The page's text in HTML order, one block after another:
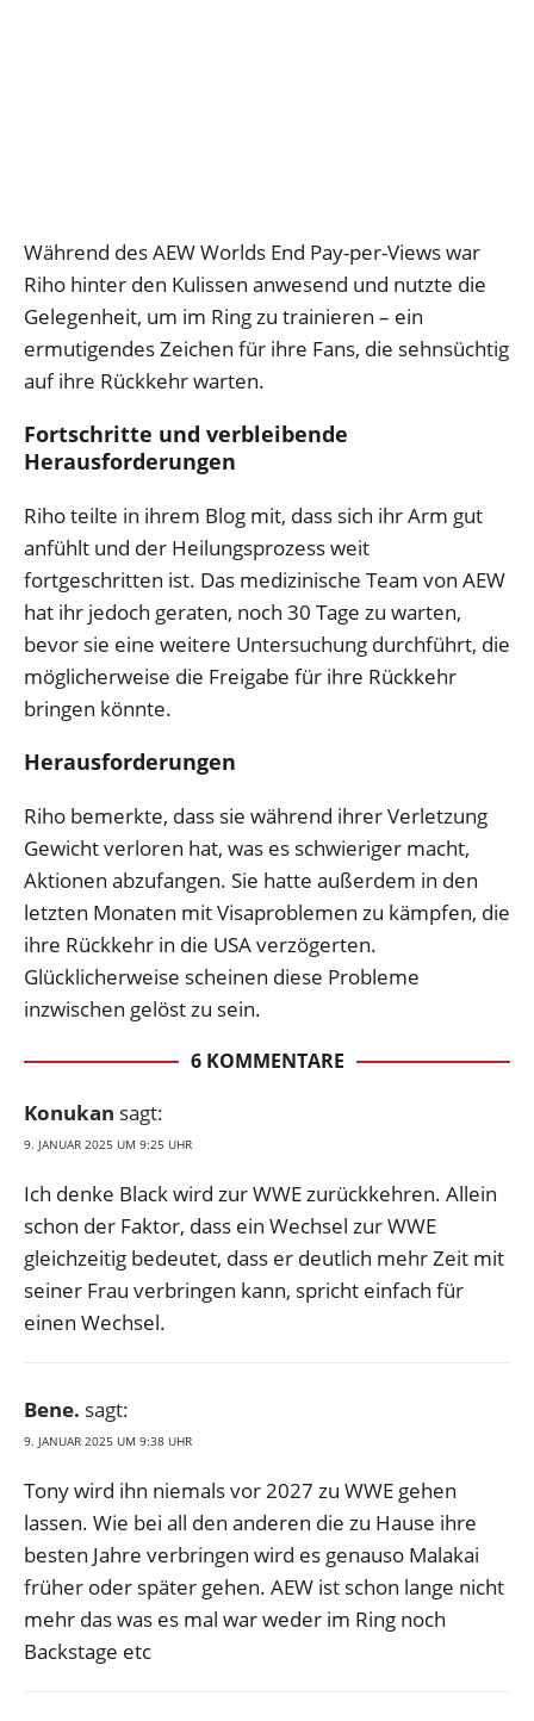
Während des AEW Worlds End Pay-per-Views war
Riho hinter den Kulissen anwesend und nutzte die
Gelegenheit, um im Ring zu trainieren – ein
ermutigendes Zeichen für ihre Fans, die sehnsüchtig
auf ihre Rückkehr warten.
Fortschritte und verbleibende
Herausforderungen
Riho teilte in ihrem Blog mit, dass sich ihr Arm gut
anfühlt und der Heilungsprozess weit
fortgeschritten ist. Das medizinische Team von AEW
hat ihr jedoch geraten, noch 30 Tage zu warten,
bevor sie eine weitere Untersuchung durchführt, die
möglicherweise die Freigabe für ihre Rückkehr
bringen könnte.
Herausforderungen
Riho bemerkte, dass sie während ihrer Verletzung
Gewicht verloren hat, was es schwieriger macht,
Aktionen abzufangen. Sie hatte außerdem in den
letzten Monaten mit Visaproblemen zu kämpfen, die
ihre Rückkehr in die USA verzögerten.
Glücklicherweise scheinen diese Probleme
inzwischen gelöst zu sein.
6 KOMMENTARE
Konukan sagt:
9. JANUAR 2025 UM 9:25 UHR
Ich denke Black wird zur WWE zurückkehren. Allein
schon der Faktor, dass ein Wechsel zur WWE
gleichzeitig bedeutet, dass er deutlich mehr Zeit mit
seiner Frau verbringen kann, spricht einfach für
einen Wechsel.
Bene. sagt:
9. JANUAR 2025 UM 9:38 UHR
Tony wird ihn niemals vor 2027 zu WWE gehen
lassen. Wie bei all den anderen die zu Hause ihre
besten Jahre verbringen wird es genauso Malakai
früher oder später gehen. AEW ist schon lange nicht
mehr das was es mal war weder im Ring noch
Backstage etc